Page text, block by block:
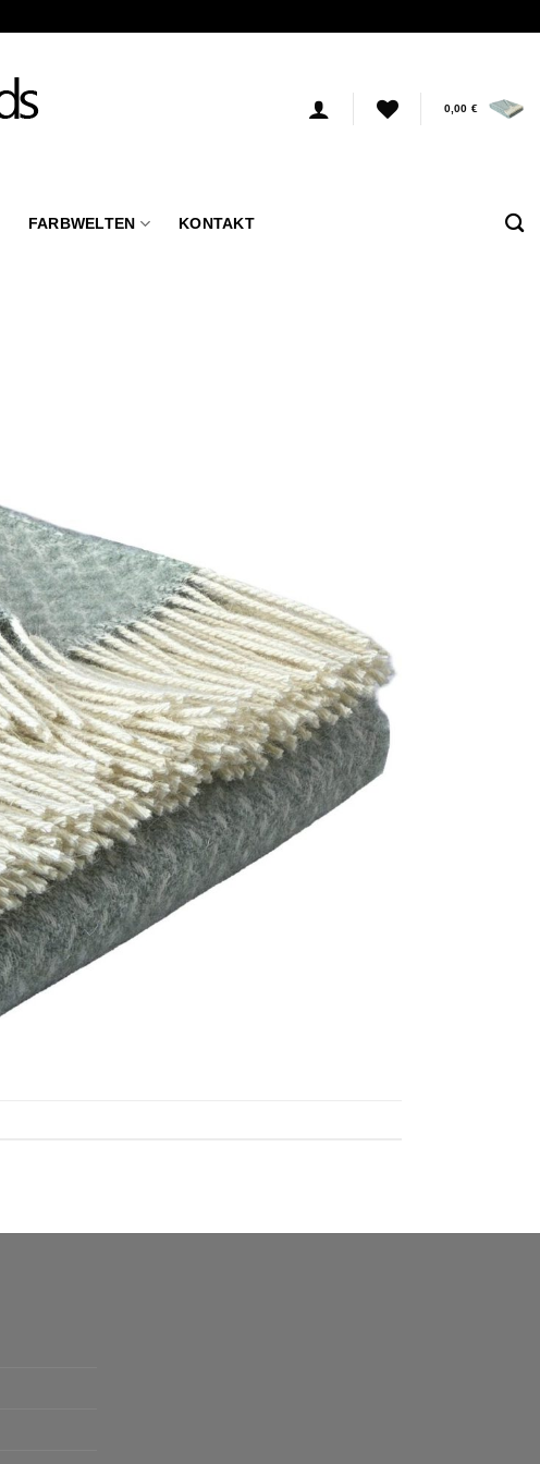
0,00 €
FARBWELTEN KONTAKT